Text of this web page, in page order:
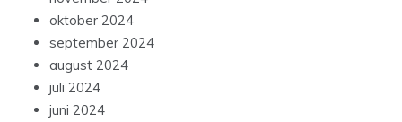
oktober 2024
september 2024
august 2024
juli 2024
juni 2024